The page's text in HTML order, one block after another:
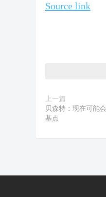
Source link
上一篇
贝森特：现在可能
基点